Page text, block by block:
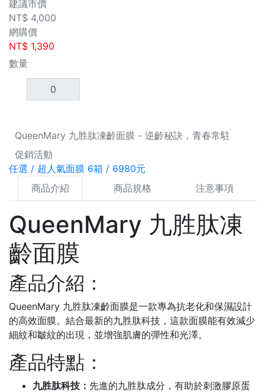
建議市價
NT$ 4,000
網購價
NT$ 1,390
數量
QueenMary 九胜肽凍齡面膜 - 逆齡秘訣，青春常駐
促銷活動
任選 / 超人氣面膜 6箱 / 6980元
商品介紹
商品規格 注意事項
QueenMary 九胜肽凍
齡面膜
產品介紹：
QueenMary 九胜肽凍齡面膜是一款專為抗老化和保濕設計
的高效面膜。結合最新的九胜肽科技，這款面膜能有效減少
細紋和皺紋的出現，並增強肌膚的彈性和光澤。
產品特點：
九胜肽科技： 先進的九胜肽成分，有助於刺激膠原蛋